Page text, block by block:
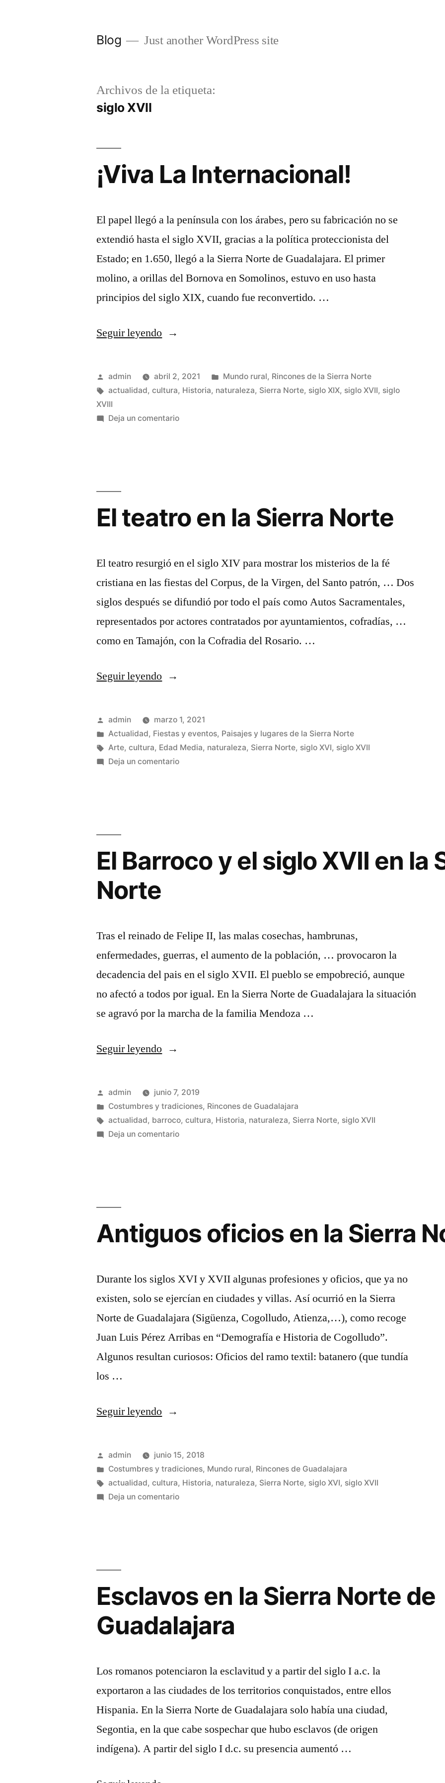
Blog Just another WordPress site
Archivos de la etiqueta:
siglo XVII
¡Viva La Internacional!
El papel llegó a la península con los árabes, pero su fabricación no se
extendió hasta el siglo XVII, gracias a la política proteccionista del
Estado; en 1.650, llegó a la Sierra Norte de Guadalajara. El primer
molino, a orillas del Bornova en Somolinos, estuvo en uso hasta
principios del siglo XIX, cuando fue reconvertido. …
Seguir leyendo«¡Viva
Internacional!»
Publicado
por
admin abril 2, 2021
Publicado
en
Mundo rural, Rincones de la Sierra Norte
Etiquetas:
actualidad,cultura, Historia, naturaleza, Sierra Norte, siglo XIX, siglo XVII, siglo
XVIII
Deja un comentarioen
El teatro en la Sierra Norte
El teatro resurgió en el siglo XIV para mostrar los misterios de la fé
cristiana en las fiestas del Corpus, de la Virgen, del Santo patrón, … Dos
siglos después se difundió por todo el país como Autos Sacramentales,
representados por actores contratados por ayuntamientos, cofradías, …
como en Tamajón, con la Cofradia del Rosario. …
Seguir leyendo«El
en
la
Sierra
Publicado
por
admin
marzo 1, 2021
Publicado
en
Actualidad, Fiestas y eventos, Paisajes y lugares de la Sierra Norte
Etiquetas:
Arte,cultura, Edad Media, naturaleza, Sierra Norte, siglo XVI, siglo XVII
Deja un comentarioen
El Barroco y el siglo XVII en la
Norte
Tras el reinado de Felipe II, las malas cosechas, hambrunas,
enfermedades, guerras, el aumento de la población, … provocaron la
decadencia del pais en el siglo XVII. El pueblo se empobreció, aunque
no afectó a todos por igual. En la Sierra Norte de Guadalajara la situación
se agravó por la marcha de la familia Mendoza …
Seguir leyendo«El
y
el
siglo
Publicado
por
admin
junio 7, 2019
Publicado
en
Costumbres y tradiciones, Rincones de Guadalajara
Etiquetas:
actualidad, barroco,cultura, Historia, naturaleza, Sierra Norte, siglo XVII
Deja un comentarioen
en
la
Antiguos oficios en la Sierra
Durante los siglos XVI y XVII algunas profesiones y oficios, que ya no
existen, solo se ejercían en ciudades y villas. Así ocurrió en la Sierra
Norte de Guadalajara (Sigüenza, Cogolludo, Atienza,…), como recoge
Juan Luis Pérez Arribas en “Demografía e Historia de Cogolludo”.
Algunos resultan curiosos: Oficios del ramo textil: batanero (que tundía
los …
Seguir leyendo«Antiguos
en
la
Sierra
Publicado
por
admin
junio 15, 2018
Publicado
en
Costumbres y tradiciones, Mundo rural, Rincones de Guadalajara
Etiquetas:
actualidad,cultura, Historia, naturaleza, Sierra Norte, siglo XVI, siglo XVII
Deja un comentarioen
Esclavos en la Sierra Norte de
Guadalajara
Los romanos potenciaron la esclavitud y a partir del siglo I a.c. la
exportaron a las ciudades de los territorios conquistados, entre ellos
Hispania. En la Sierra Norte de Guadalajara solo había una ciudad,
Segontia, en la que cabe sospechar que hubo esclavos (de origen
indígena). A partir del siglo I d.c. su presencia aumentó …